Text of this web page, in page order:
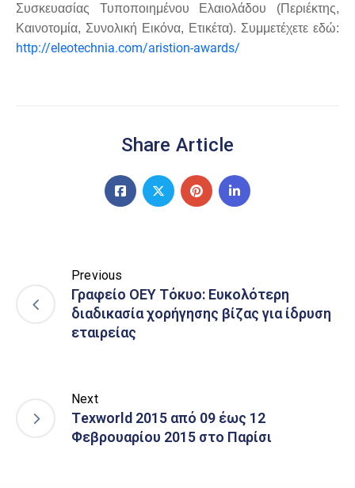
Συσκευασίας Τυποποιημένου Ελαιολάδου (Περιέκτης,
Καινοτομία, Συνολική Εικόνα, Ετικέτα). Συμμετέχετε εδώ:
http://eleotechnia.com/aristion-awards/
Share Article
Previous
Γραφείο ΟΕΥ Τόκυο: Ευκολότερη
διαδικασία χορήγησης βίζας για ίδρυση
εταιρείας
Next
Τexworld 2015 από 09 έως 12
Φεβρουαρίου 2015 στo Παρίσι